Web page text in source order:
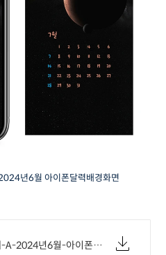
년6월 아이폰달력배경화면
02-왜행성 마케마케-A-2024년6월-아이폰배경화면.png